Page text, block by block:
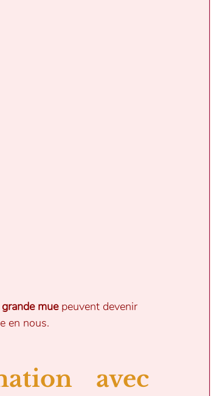
mue peuvent devenir
en nous.
avec